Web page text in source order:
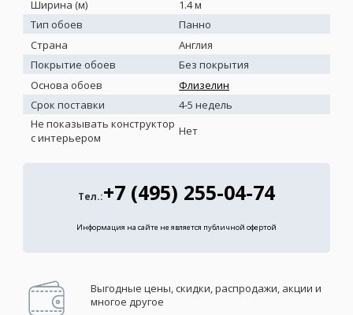
Ширина (м)
1.4 м
Тип обоев
Панно
Страна
Англия
Покрытие обоев
Без покрытия
Основа обоев
Флизелин
Срок поставки
4-5 недель
Не показывать конструктор
с интерьером
Нет
Тел.:+7 (495) 255-04-74
Информация на сайте не является публичной офертой
Выгодные цены, скидки, распродажи, акции и
многое другое